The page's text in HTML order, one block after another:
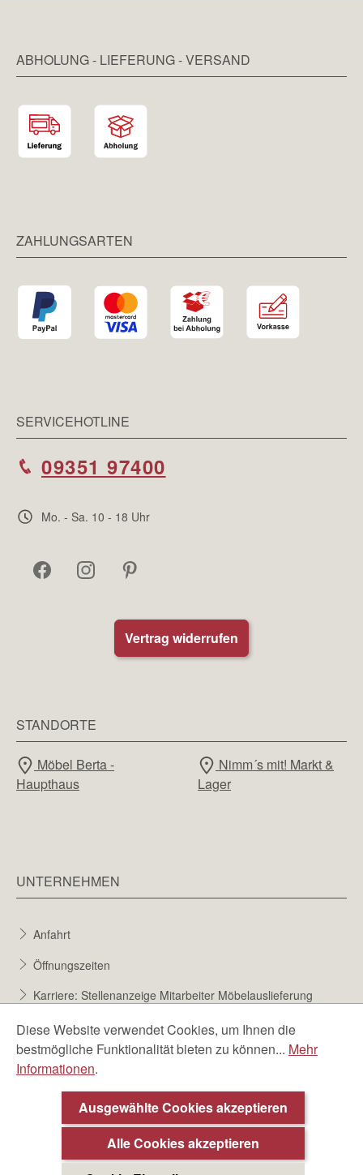
ABHOLUNG - LIEFERUNG - VERSAND
ZAHLUNGSARTEN
SERVICEHOTLINE
09351 97400
Mo. - Sa. 10 - 18 Uhr
Vertrag widerrufen
STANDORTE
Möbel Berta -
Haupthaus
Nimm´s mit! Markt &
Lager
UNTERNEHMEN
Anfahrt
Öffnungszeiten
Karriere: Stellenanzeige Mitarbeiter Möbelauslieferung
Karriere bei Möbel Berta
Bewerbungsformular
Diese Website verwendet Cookies, um Ihnen die
bestmögliche Funktionalität bieten zu können... Mehr
Informationen.
Ausgewählte Cookies akzeptieren
Alle Cookies akzeptieren